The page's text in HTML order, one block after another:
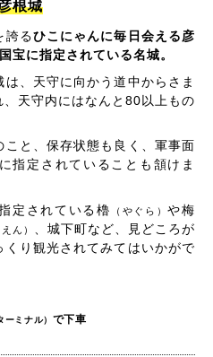
根城
誇るひこにゃんに毎日会える彦
宝に指定されている名城。
、天守に向かう道中からさま
天守内にはなんと80以上もの
と、保存状態も良く、軍事面
指定されていることも頷けま
定されている櫓
（やぐら）や梅
ん）
、城下町など、見どころが
り観光されてみてはいかがで
ーミナル） で下車